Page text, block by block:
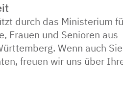
durch das Ministerium
Frauen und Senioren aus
Wenn auch Sie
freuen wir uns über